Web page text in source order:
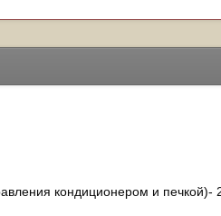
кондиционером и печкой)-